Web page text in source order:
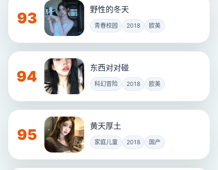
93 野性的冬天
青春校园 2018 欧美
94 东西对对碰
科幻冒险 2018 欧美
95 黄天厚土
家庭儿童 2018 国产